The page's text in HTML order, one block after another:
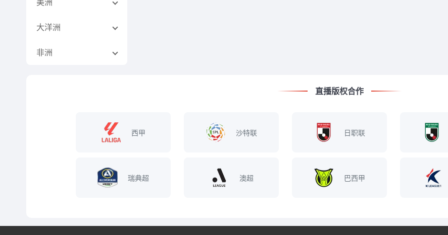
美洲
大洋洲
非洲
直播版权合作
西甲 沙特联 日职联
瑞典超 澳超 巴西甲